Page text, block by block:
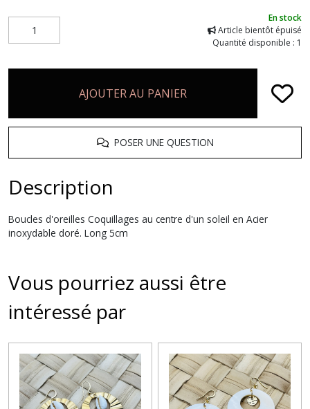
En stock
Article bientôt épuisé
Quantité disponible : 1
AJOUTER AU PANIER
POSER UNE QUESTION
Description
Boucles d'oreilles Coquillages au centre d'un soleil en Acier
inoxydable doré. Long 5cm
Vous pourriez aussi être
intéressé par